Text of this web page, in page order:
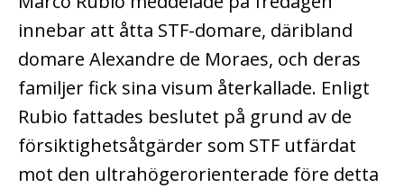
innebar att åtta STF-domare, däribland
domare Alexandre de Moraes, och deras
familjer fick sina visum återkallade. Enligt
Rubio fattades beslutet på grund av de
försiktighetsåtgärder som STF utfärdat
mot den ultrahögerorienterade före detta